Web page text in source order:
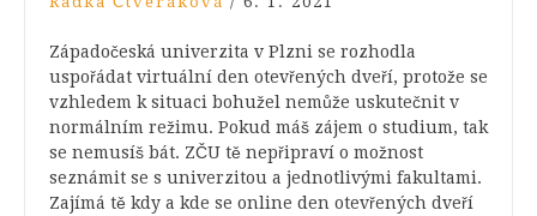
Západočeská univerzita v Plzni se rozhodla
uspořádat virtuální den otevřených dveří, protože se
vzhledem k situaci bohužel nemůže uskutečnit v
normálním režimu. Pokud máš zájem o studium, tak
se nemusíš bát. ZČU tě nepřipraví o možnost
seznámit se s univerzitou a jednotlivými fakultami.
Zajímá tě kdy a kde se online den otevřených dveří